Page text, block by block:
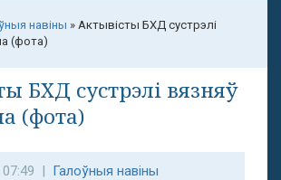
навіны » Актывісты БХД сустрэлі
(фота)
БХД сустрэлі вязняў
(фота)
07:49 | Галоўныя навіны